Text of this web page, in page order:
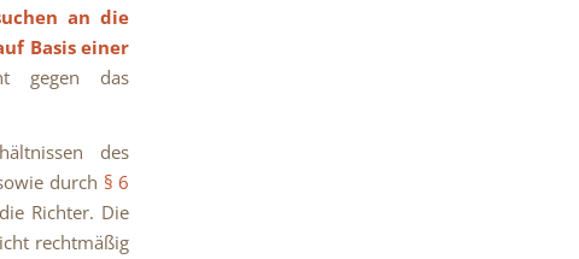
an die
Basis einer
gegen das
des
durch § 6
Richter. Die
rechtmäßig